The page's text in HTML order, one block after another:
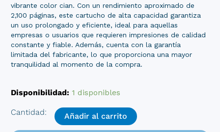
vibrante color cian. Con un rendimiento aproximado de
2,100 páginas, este cartucho de alta capacidad garantiza
un uso prolongado y eficiente, ideal para aquellas
empresas o usuarios que requieren impresiones de calidad
constante y fiable. Además, cuenta con la garantía
limitada del fabricante, lo que proporciona una mayor
tranquilidad al momento de la compra.
Disponibilidad: 1 disponibles
Toner
414A
Añadir al carrito